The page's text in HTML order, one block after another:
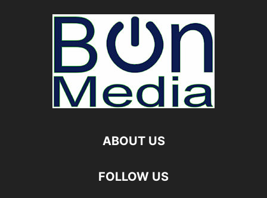
ABOUT US
FOLLOW US